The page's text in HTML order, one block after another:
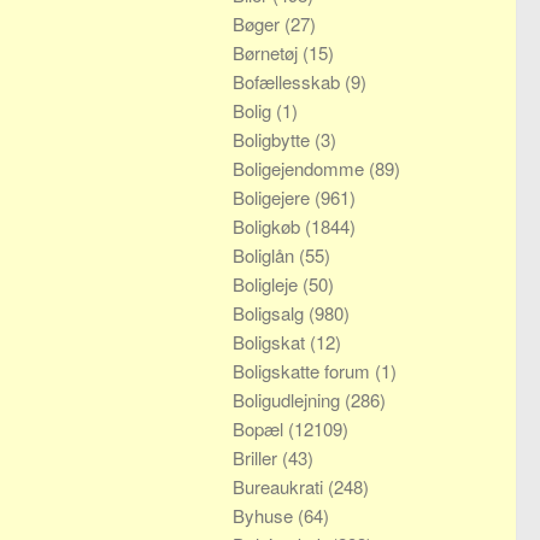
Bøger (27)
Børnetøj (15)
Bofællesskab (9)
Bolig (1)
Boligbytte (3)
Boligejendomme (89)
Boligejere (961)
Boligkøb (1844)
Boliglån (55)
Boligleje (50)
Boligsalg (980)
Boligskat (12)
Boligskatte forum (1)
Boligudlejning (286)
Bopæl (12109)
Briller (43)
Bureaukrati (248)
Byhuse (64)